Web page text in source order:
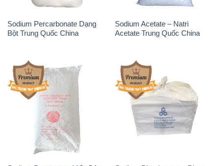
Sodium Percarbonate Dạng
Bột Trung Quốc China
Sodium Acetate – Natri
Acetate Trung Quốc China